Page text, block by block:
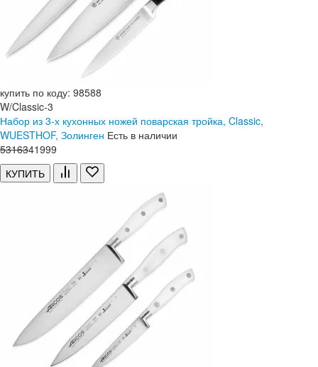
купить по коду: 98588
W/Classic-3
Набор из 3-х кухонных ножей поварская тройка, Classic,
WUESTHOF, Золинген Есть в наличии
5316341999
КУПИТЬ